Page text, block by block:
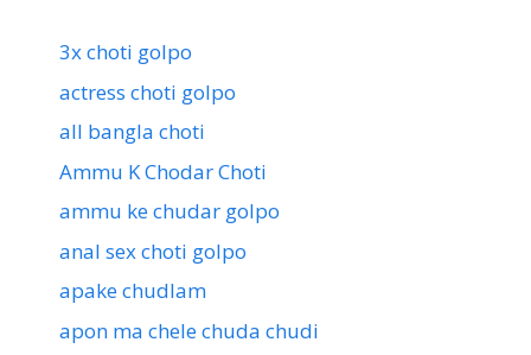
3x choti golpo
actress choti golpo
all bangla choti
Ammu K Chodar Choti
ammu ke chudar golpo
anal sex choti golpo
apake chudlam
apon ma chele chuda chudi